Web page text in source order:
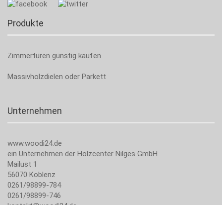
Produkte
Zimmertüren günstig kaufen
Massivholzdielen oder Parkett
Unternehmen
www.woodi24.de
ein Unternehmen der Holzcenter Nilges GmbH
Mailust 1
56070 Koblenz
0261/98899-784
0261/98899-746